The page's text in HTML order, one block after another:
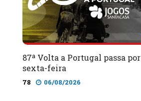
87ª Volta a Portugal passa
sexta-feira
78 06/08/2026